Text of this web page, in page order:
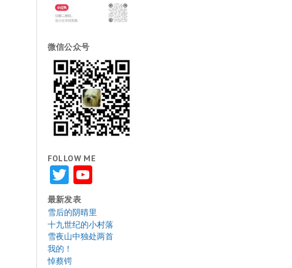
微信公众号
FOLLOW ME
TwitterYouTube
最新发表
雪后的阴晴里
十九世纪的小村落
雪夜山中独处两首
我的！
悼蔡锷